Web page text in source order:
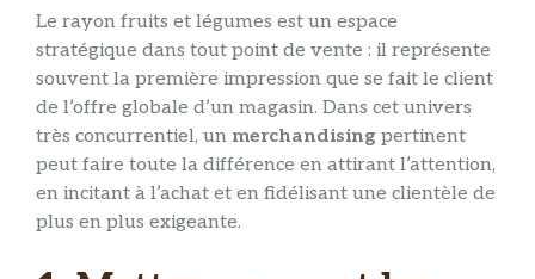
Le rayon fruits et légumes est un espace
stratégique dans tout point de vente : il représente
souvent la première impression que se fait le client
de l’offre globale d’un magasin. Dans cet univers
très concurrentiel, un merchandising pertinent
peut faire toute la différence en attirant l’attention,
en incitant à l’achat et en fidélisant une clientèle de
plus en plus exigeante.